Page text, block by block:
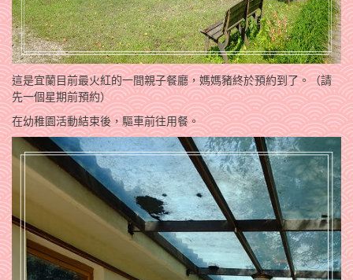
這是宜蘭目前最火紅的一間親子餐廳，媽媽豬終於預約到了。（請
先一個星期前預約）
在幼稚園活動結束後，驅車前往用餐。